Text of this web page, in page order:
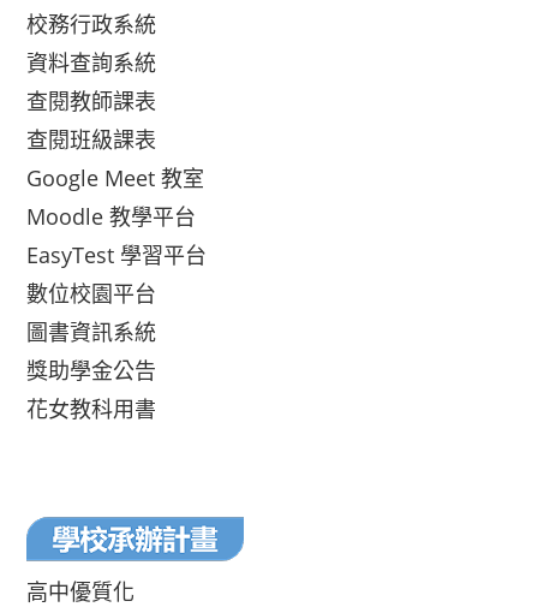
校務行政系統
資料查詢系統
查閱教師課表
查閱班級課表
Google Meet 教室
Moodle 教學平台
EasyTest 學習平台
數位校園平台
圖書資訊系統
獎助學金公告
花女教科用書
高中優質化